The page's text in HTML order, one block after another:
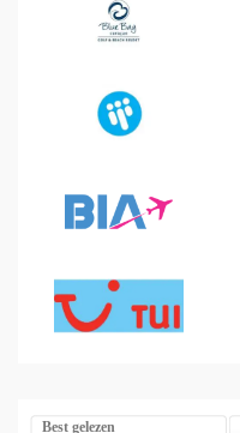
Best gelezen